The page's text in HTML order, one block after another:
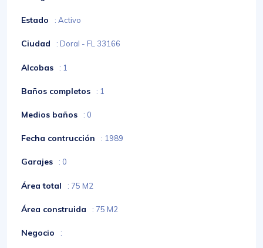
Estado : Activo
Ciudad : Doral - FL 33166
Alcobas : 1
Baños completos : 1
Medios baños : 0
Fecha contrucción : 1989
Garajes : 0
Área total : 75 M2
Área construida : 75 M2
Negocio :